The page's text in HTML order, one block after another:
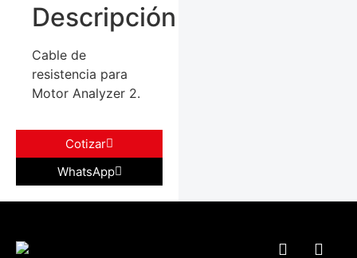
Descripción
Cable de
resistencia para
Motor Analyzer 2.
Cotizar
WhatsApp